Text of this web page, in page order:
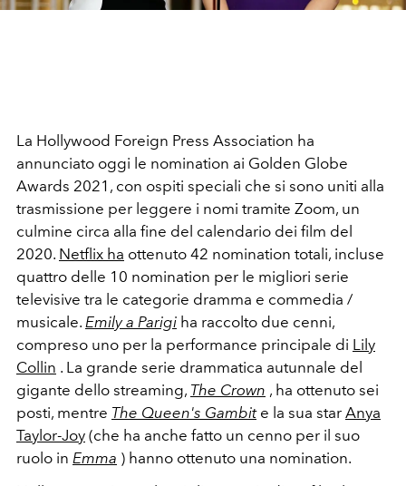
La Hollywood Foreign Press Association ha
annunciato oggi le nomination ai Golden Globe
Awards 2021, con ospiti speciali che si sono uniti alla
trasmissione per leggere i nomi tramite Zoom, un
culmine circa alla fine del calendario dei film del
2020. Netflix ha ottenuto 42 nomination totali, incluse
quattro delle 10 nomination per le migliori serie
televisive tra le categorie dramma e commedia /
musicale. Emily a Parigi ha raccolto due cenni,
compreso uno per la performance principale di Lily
Collin . La grande serie drammatica autunnale del
gigante dello streaming, The Crown , ha ottenuto sei
posti, mentre The Queen's Gambite la sua star Anya
Taylor-Joy (che ha anche fatto un cenno per il suo
ruolo in Emma ) hanno ottenuto una nomination.